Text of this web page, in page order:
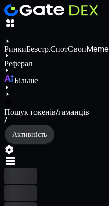
РинкиБезстр.СпотСвопMeme
Реферал
Більше
Пошук токенів/гаманців
/
Активність